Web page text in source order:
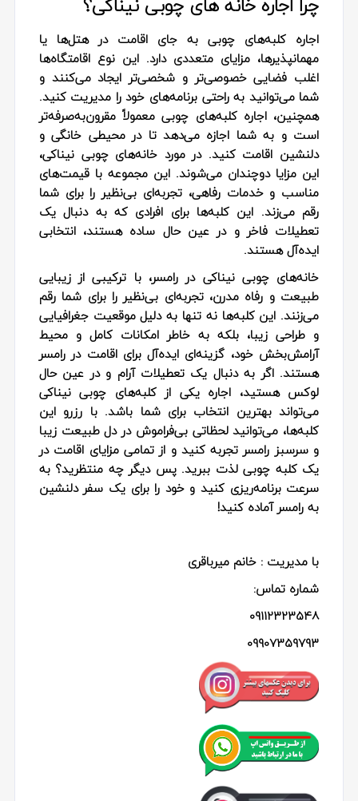
اجاره کلبه‌های چوبی به جای اقامت در هتل‌ها یا
مهمانپذیرها، مزایای متعددی دارد. این نوع اقامتگاه‌ها
اغلب فضایی خصوصی‌تر و شخصی‌تر ایجاد می‌کنند و
شما می‌توانید به راحتی برنامه‌های خود را مدیریت کنید.
همچنین، اجاره کلبه‌های چوبی معمولاً مقرون‌به‌صرفه‌تر
است و به شما اجازه می‌دهد تا در محیطی خانگی و
دلنشین اقامت کنید. در مورد خانه‌های چوبی نیناکی،
این مزایا دوچندان می‌شوند. این مجموعه با قیمت‌های
مناسب و خدمات رفاهی، تجربه‌ای بی‌نظیر را برای شما
رقم می‌زند. این کلبه‌ها برای افرادی که به دنبال یک
تعطیلات فاخر و در عین حال ساده هستند، انتخابی
ایده‌آل هستند.
خانه‌های چوبی نیناکی در رامسر، با ترکیبی از زیبایی
طبیعت و رفاه مدرن، تجربه‌ای بی‌نظیر را برای شما رقم
می‌زنند. این کلبه‌ها نه تنها به دلیل موقعیت جغرافیایی
و طراحی زیبا، بلکه به خاطر امکانات کامل و محیط
آرامش‌بخش خود، گزینه‌ای ایده‌آل برای اقامت در رامسر
هستند. اگر به دنبال یک تعطیلات آرام و در عین حال
لوکس هستید، اجاره یکی از کلبه‌های چوبی نیناکی
می‌تواند بهترین انتخاب برای شما باشد. با رزرو این
کلبه‌ها، می‌توانید لحظاتی بی‌فراموش در دل طبیعت زیبا
و سرسبز رامسر تجربه کنید و از تمامی مزایای اقامت در
یک کلبه چوبی لذت ببرید. پس دیگر چه منتظرید؟ به
سرعت برنامه‌ریزی کنید و خود را برای یک سفر دلنشین
به رامسر آماده کنید!
با مدیریت : خانم میرباقری
شماره تماس:
09112323548
09907359793